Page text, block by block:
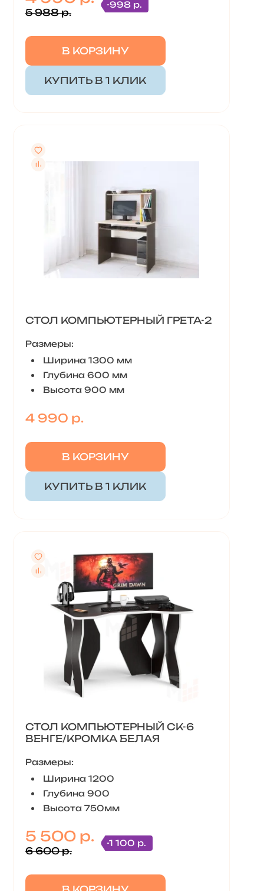
5 988 р.
-998 р.
В КОРЗИНУ
КУПИТЬ В 1 КЛИК
СТОЛ КОМПЬЮТЕРНЫЙ ГРЕТА-2
Размеры:
Ширина 1300 мм
Глубина 600 мм
Высота 900 мм
4 990 р.
В КОРЗИНУ
КУПИТЬ В 1 КЛИК
СТОЛ КОМПЬЮТЕРНЫЙ СК-6
ВЕНГЕ/КРОМКА БЕЛАЯ
Размеры:
Ширина 1200
Глубина 900
Высота 750мм
5 500 р.
6 600 р.
-1 100 р.